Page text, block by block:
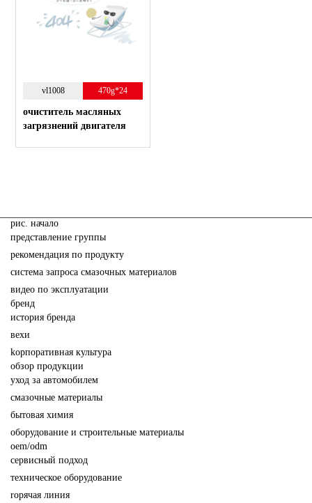
vl1008 470g*24
очиститель масляных
загрязнений двигателя
pис. начало
представление группы
рекомендация по продукту
система запроса смазочных материалов
видео по эксплуатации
бренд
история бренда
вехи
kорпоративная культура
обзор продукции
yход за автомобилем
cмазочные материалы
бытовая химия
oборудование и строительные материалы
oem/odm
сервисный подход
техническое оборудование
rорячая линия